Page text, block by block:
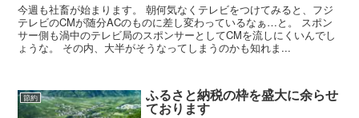
今週も社畜が始まります。 朝何気なくテレビをつけてみると、フジ
テレビのCMが随分ACのものに差し変わっているなぁ…と。 スポン
サー側も渦中のテレビ局のスポンサーとしてCMを流しにくいんでし
ょうな。 その内、大半がそうなってしまうのかも知れま...
節約 ふるさと納税の枠を盛大に余らせ
ております